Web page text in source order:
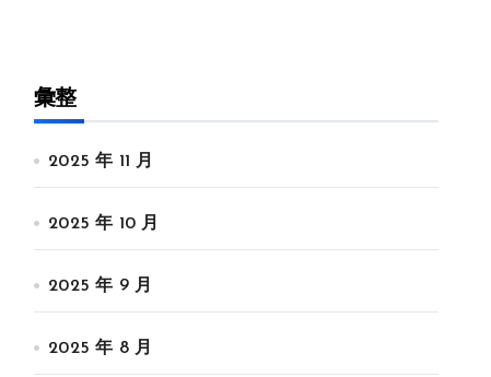
彙整
2025 年 11 月
2025 年 10 月
2025 年 9 月
2025 年 8 月